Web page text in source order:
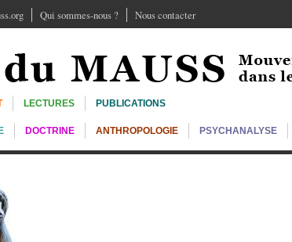
Qui sommes-nous ? Nous contacter
LECTURES PUBLICATIONS
DOCTRINE ANTHROPOLOGIE PSYCHANALYSE